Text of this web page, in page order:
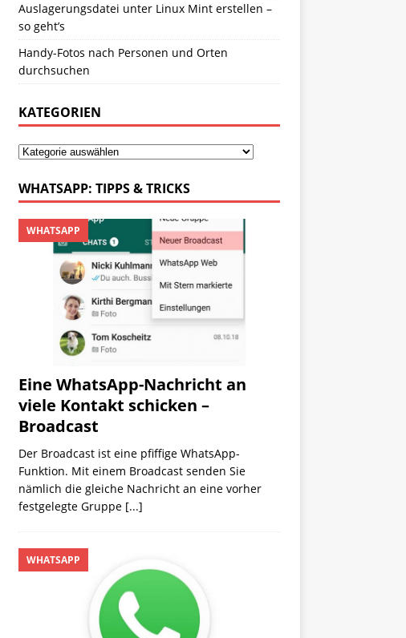
Auslagerungsdatei unter Linux Mint erstellen –
so geht’s
Handy-Fotos nach Personen und Orten
durchsuchen
KATEGORIEN
WHATSAPP: TIPPS & TRICKS
Eine WhatsApp-Nachricht an
viele Kontakt schicken –
Broadcast
WHATSAPP
Der Broadcast ist eine pfiffige WhatsApp-
Funktion. Mit einem Broadcast senden Sie
nämlich die gleiche Nachricht an eine vorher
festgelegte Gruppe [...]
WHATSAPP